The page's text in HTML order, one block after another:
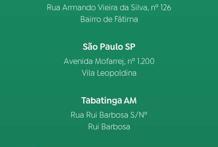
Rua Armando Vieira da Silva, nº 126
Bairro de Fátima
São Paulo SP
Avenida Mofarrej, nº 1.200
Vila Leopoldina
Tabatinga AM
Rua Rui Barbosa S/Nº
Rui Barbosa